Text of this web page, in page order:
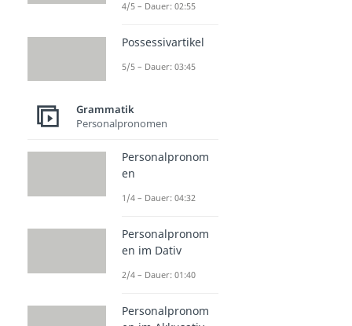
4/5 – Dauer: 02:55
Possessivartikel
5/5 – Dauer: 03:45
Grammatik
Personalpronomen
Personalpronom
en
1/4 – Dauer: 04:32
Personalpronom
en im Dativ
2/4 – Dauer: 01:40
Personalpronom